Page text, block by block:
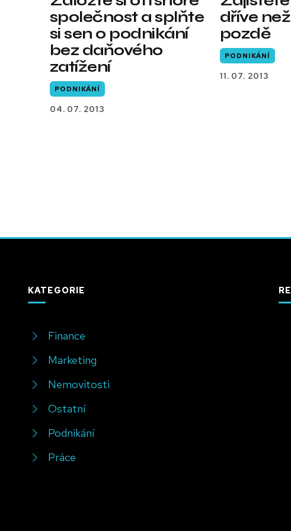
společnost a splňte
si sen o podnikání
bez daňového
zatížení
PODNIKÁNÍ
04. 07. 2013
dříve
pozdě
PODNIKÁNÍ
11. 07. 2013
KATEGORIE
Finance
Marketing
Nemovitosti
Ostatní
Podnikání
Práce